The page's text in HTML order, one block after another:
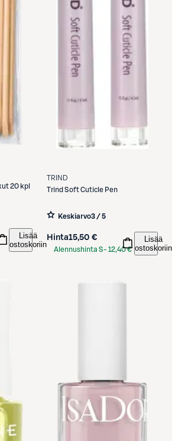
20 kpl
Lisää
ostoskoriin
TRIND
Trind Soft Cuticle Pen
Keskiarvo3 / 5
Hinta15,50 €
Alennushinta S-12,40 €
Lisää
ostoskoriin